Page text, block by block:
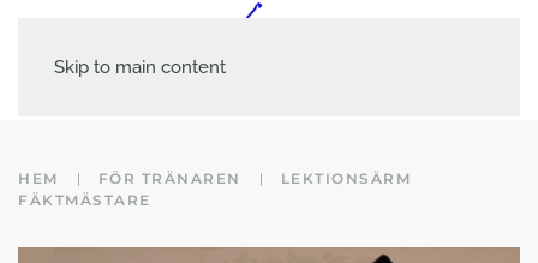
Skip to main content
HEM FÖR TRÄNAREN
LEKTIONSÄRM
FÄKTMÄSTARE